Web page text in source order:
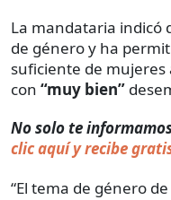
La mandataria indicó
de género y ha
suficiente de mujeres
con “muy bien”
No solo te
clic aquí y recibe
“El tema de género